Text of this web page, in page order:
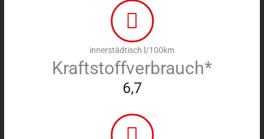
innerstädtisch l/100km
Kraftstoffverbrauch*
6,7